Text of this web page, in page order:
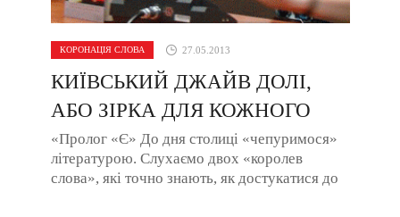
КОРОНАЦІЯ СЛОВА 27.05.2013
КИЇВСЬКИЙ ДЖАЙВ ДОЛІ,
АБО ЗІРКА ДЛЯ КОЖНОГО
«Пролог «Є» До дня столиці «чепуримося»
літературою. Слухаємо двох «королев
слова», які точно знають, як достукатися до